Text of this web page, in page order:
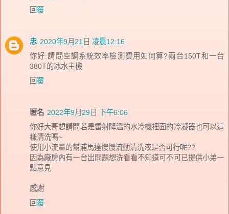
回覆
忠 2020年9月21日 凌晨12:16
你好:請問空調系統效率檢測費用如何算?兩台150T和一台
380T的冰水主機
回覆
匿名 2022年9月29日 下午6:06
你好大哥想請問若是雷射降溫的水冷機裡面的冷凝器也可以這
樣清洗嗎~
使用小流量的幫浦馬達慢慢流動清洗液是否可行呢??
因為廠房內有一台出問題想洗看看不知道可不可已提供小弟一
點意見
感謝
回覆